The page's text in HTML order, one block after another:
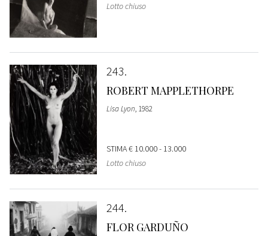
Lotto chiuso
243
ROBERT MAPPLETHORPE
Lisa Lyon, 1982
STIMA€ 10.000 - 13.000
Lotto chiuso
244
FLOR GARDUÑO